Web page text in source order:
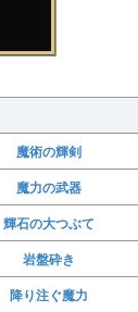
魔術の輝剣
魔力の武器
輝石の大つぶて
岩盤砕き
降り注ぐ魔力